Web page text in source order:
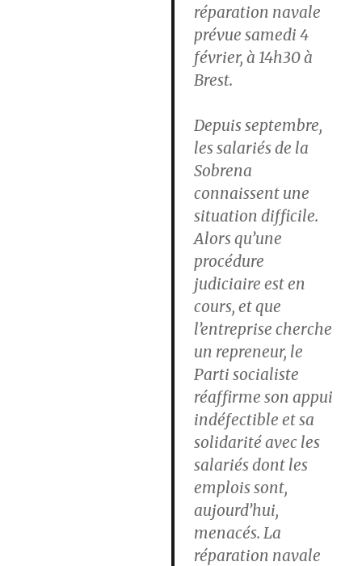
réparation navale
prévue samedi 4
février, à 14h30 à
Brest.
Depuis septembre,
les salariés de la
Sobrena
connaissent une
situation difficile.
Alors qu’une
procédure
judiciaire est en
cours, et que
l’entreprise cherche
un repreneur, le
Parti socialiste
réaffirme son appui
indéfectible et sa
solidarité avec les
salariés dont les
emplois sont,
aujourd’hui,
menacés. La
réparation navale